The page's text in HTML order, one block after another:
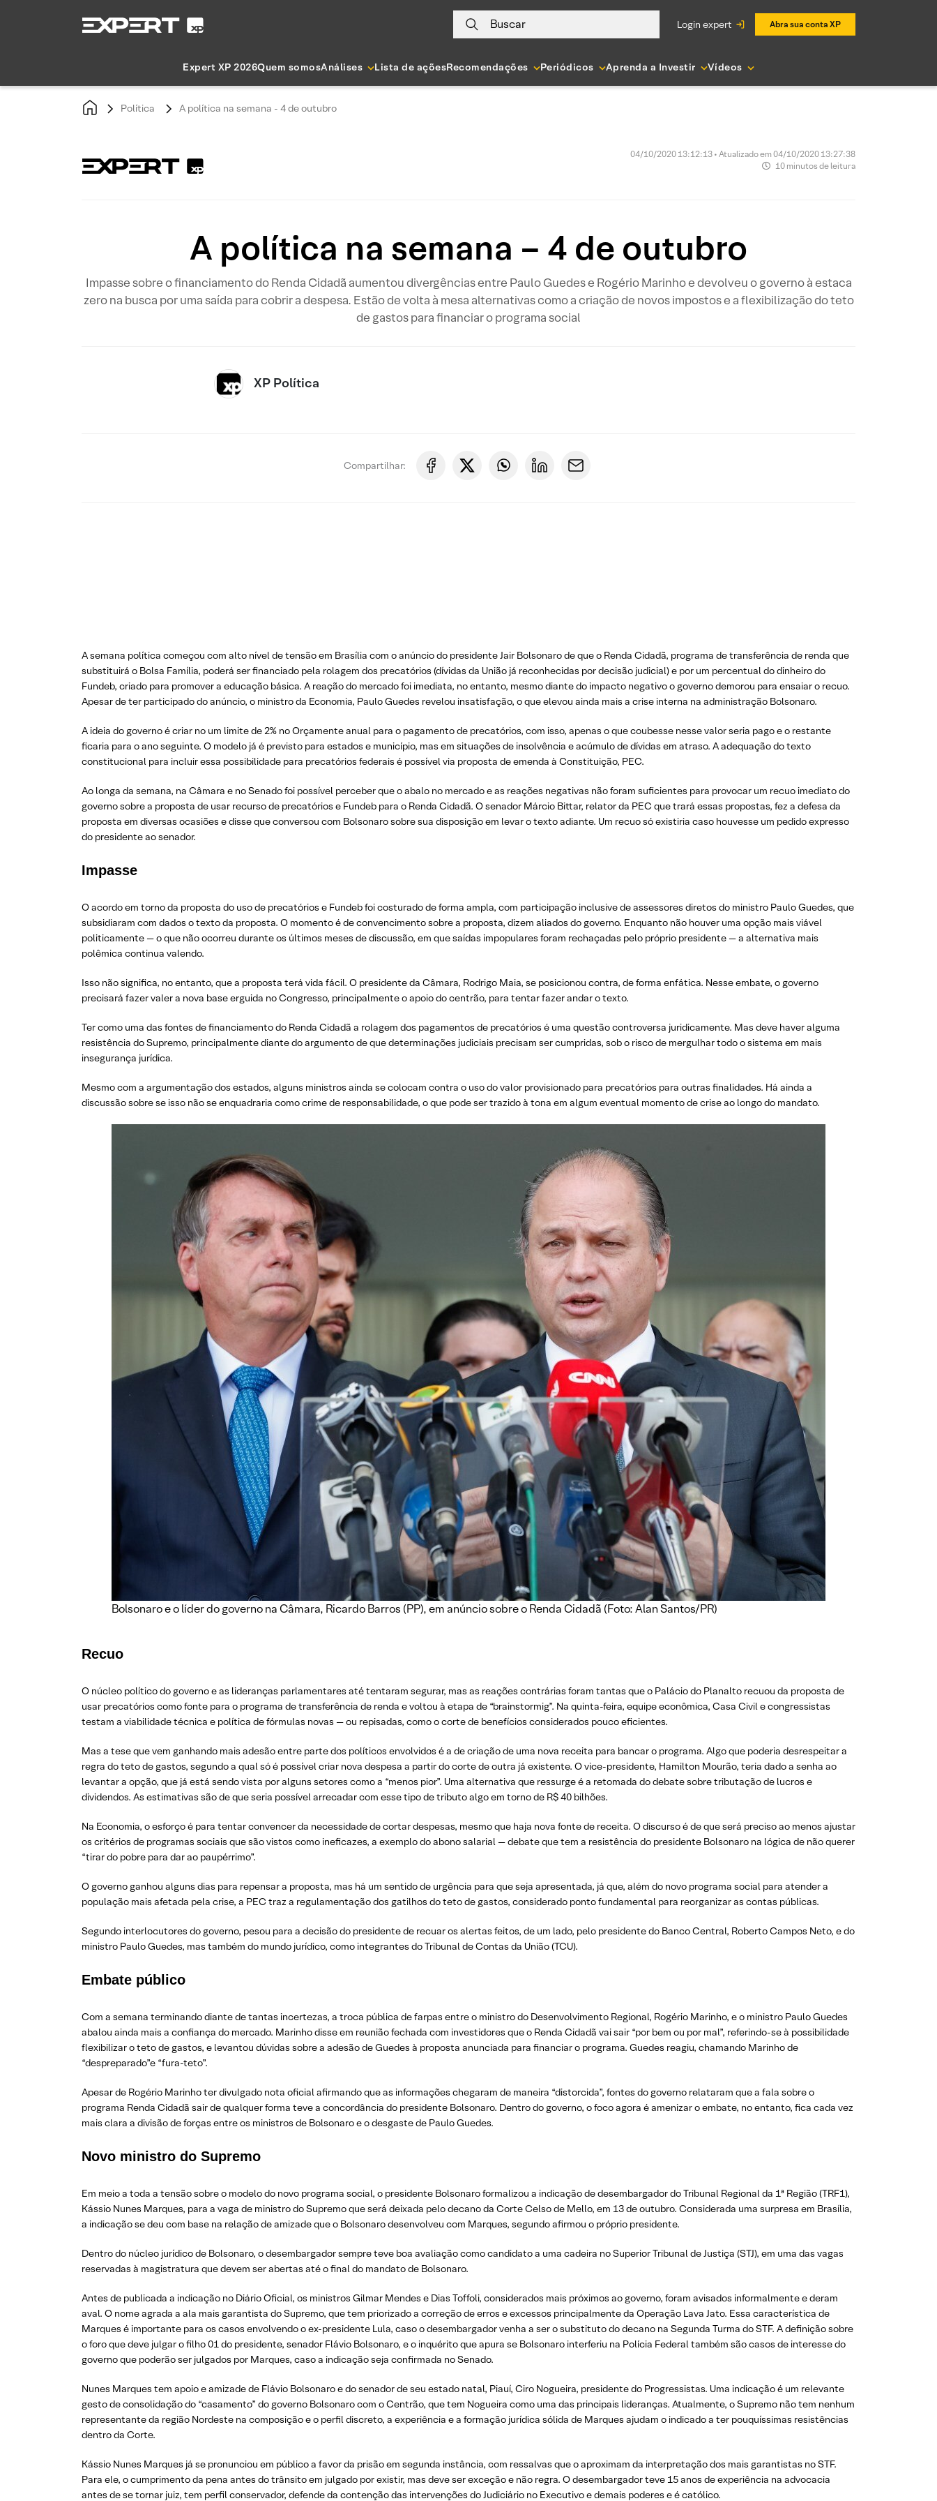
Buscar login expert Abra sua conta XP
Expert XP 2026Quem somosAnálises Lista de açõesRecomendações Periódicos Aprenda a Investir Vídeos
Política A política na semana - 4 de outubro
04/10/2020 13:12:13 • Atualizado em 04/10/2020 13:27:38
10 minutos de leitura
A política na semana – 4 de outubro
Impasse sobre o financiamento do Renda Cidadã aumentou divergências entre Paulo Guedes e Rogério Marinho e devolveu o governo à estaca
zero na busca por uma saída para cobrir a despesa. Estão de volta à mesa alternativas como a criação de novos impostos e a flexibilização do teto
de gastos para financiar o programa social
XP Política
Compartilhar:
A semana política começou com alto nível de tensão em Brasília com o anúncio do presidente Jair Bolsonaro de que o Renda Cidadã, programa de transferência de renda que
substituirá o Bolsa Família, poderá ser financiado pela rolagem dos precatórios (dívidas da União já reconhecidas por decisão judicial) e por um percentual do dinheiro do
Fundeb, criado para promover a educação básica. A reação do mercado foi imediata, no entanto, mesmo diante do impacto negativo o governo demorou para ensaiar o recuo.
Apesar de ter participado do anúncio, o ministro da Economia, Paulo Guedes revelou insatisfação, o que elevou ainda mais a crise interna na administração Bolsonaro.
A ideia do governo é criar no um limite de 2% no Orçamente anual para o pagamento de precatórios, com isso, apenas o que coubesse nesse valor seria pago e o restante
ficaria para o ano seguinte. O modelo já é previsto para estados e município, mas em situações de insolvência e acúmulo de dívidas em atraso. A adequação do texto
constitucional para incluir essa possibilidade para precatórios federais é possível via proposta de emenda à Constituição, PEC.
Ao longa da semana, na Câmara e no Senado foi possível perceber que o abalo no mercado e as reações negativas não foram suficientes para provocar um recuo imediato do
governo sobre a proposta de usar recurso de precatórios e Fundeb para o Renda Cidadã. O senador Márcio Bittar, relator da PEC que trará essas propostas, fez a defesa da
proposta em diversas ocasiões e disse que conversou com Bolsonaro sobre sua disposição em levar o texto adiante. Um recuo só existiria caso houvesse um pedido expresso
do presidente ao senador.
Impasse
O acordo em torno da proposta do uso de precatórios e Fundeb foi costurado de forma ampla, com participação inclusive de assessores diretos do ministro Paulo Guedes, que
subsidiaram com dados o texto da proposta. O momento é de convencimento sobre a proposta, dizem aliados do governo. Enquanto não houver uma opção mais viável
politicamente — o que não ocorreu durante os últimos meses de discussão, em que saídas impopulares foram rechaçadas pelo próprio presidente — a alternativa mais
polêmica continua valendo.
Isso não significa, no entanto, que a proposta terá vida fácil. O presidente da Câmara, Rodrigo Maia, se posicionou contra, de forma enfática. Nesse embate, o governo
precisará fazer valer a nova base erguida no Congresso, principalmente o apoio do centrão, para tentar fazer andar o texto.
Ter como uma das fontes de financiamento do Renda Cidadã a rolagem dos pagamentos de precatórios é uma questão controversa juridicamente. Mas deve haver alguma
resistência do Supremo, principalmente diante do argumento de que determinações judiciais precisam ser cumpridas, sob o risco de mergulhar todo o sistema em mais
insegurança jurídica.
Mesmo com a argumentação dos estados, alguns ministros ainda se colocam contra o uso do valor provisionado para precatórios para outras finalidades. Há ainda a
discussão sobre se isso não se enquadraria como crime de responsabilidade, o que pode ser trazido à tona em algum eventual momento de crise ao longo do mandato.
Bolsonaro e o líder do governo na Câmara, Ricardo Barros (PP), em anúncio sobre o Renda Cidadã (Foto: Alan Santos/PR)
Recuo
O núcleo político do governo e as lideranças parlamentares até tentaram segurar, mas as reações contrárias foram tantas que o Palácio do Planalto recuou da proposta de
usar precatórios como fonte para o programa de transferência de renda e voltou à etapa de “brainstormig”. Na quinta-feira, equipe econômica, Casa Civil e congressistas
testam a viabilidade técnica e política de fórmulas novas — ou repisadas, como o corte de benefícios considerados pouco eficientes.
Mas a tese que vem ganhando mais adesão entre parte dos políticos envolvidos é a de criação de uma nova receita para bancar o programa. Algo que poderia desrespeitar a
regra do teto de gastos, segundo a qual só é possível criar nova despesa a partir do corte de outra já existente. O vice-presidente, Hamilton Mourão, teria dado a senha ao
levantar a opção, que já está sendo vista por alguns setores como a “menos pior”. Uma alternativa que ressurge é a retomada do debate sobre tributação de lucros e
dividendos. As estimativas são de que seria possível arrecadar com esse tipo de tributo algo em torno de R$ 40 bilhões.
Na Economia, o esforço é para tentar convencer da necessidade de cortar despesas, mesmo que haja nova fonte de receita. O discurso é de que será preciso ao menos ajustar
os critérios de programas sociais que são vistos como ineficazes, a exemplo do abono salarial — debate que tem a resistência do presidente Bolsonaro na lógica de não querer
“tirar do pobre para dar ao paupérrimo”.
O governo ganhou alguns dias para repensar a proposta, mas há um sentido de urgência para que seja apresentada, já que, além do novo programa social para atender a
população mais afetada pela crise, a PEC traz a regulamentação dos gatilhos do teto de gastos, considerado ponto fundamental para reorganizar as contas públicas.
Segundo interlocutores do governo, pesou para a decisão do presidente de recuar os alertas feitos, de um lado, pelo presidente do Banco Central, Roberto Campos Neto, e do
ministro Paulo Guedes, mas também do mundo jurídico, como integrantes do Tribunal de Contas da União (TCU).
Embate público
Com a semana terminando diante de tantas incertezas, a troca pública de farpas entre o ministro do Desenvolvimento Regional, Rogério Marinho, e o ministro Paulo Guedes
abalou ainda mais a confiança do mercado. Marinho disse em reunião fechada com investidores que o Renda Cidadã vai sair “por bem ou por mal”, referindo-se à possibilidade
flexibilizar o teto de gastos, e levantou dúvidas sobre a adesão de Guedes à proposta anunciada para financiar o programa. Guedes reagiu, chamando Marinho de
“despreparado”e “fura-teto”.
Apesar de Rogério Marinho ter divulgado nota oficial afirmando que as informações chegaram de maneira “distorcida”, fontes do governo relataram que a fala sobre o
programa Renda Cidadã sair de qualquer forma teve a concordância do presidente Bolsonaro. Dentro do governo, o foco agora é amenizar o embate, no entanto, fica cada vez
mais clara a divisão de forças entre os ministros de Bolsonaro e o desgaste de Paulo Guedes.
Novo ministro do Supremo
Em meio a toda a tensão sobre o modelo do novo programa social, o presidente Bolsonaro formalizou a indicação de desembargador do Tribunal Regional da 1ª Região (TRF1),
Kássio Nunes Marques, para a vaga de ministro do Supremo que será deixada pelo decano da Corte Celso de Mello, em 13 de outubro. Considerada uma surpresa em Brasília,
a indicação se deu com base na relação de amizade que o Bolsonaro desenvolveu com Marques, segundo afirmou o próprio presidente.
Dentro do núcleo jurídico de Bolsonaro, o desembargador sempre teve boa avaliação como candidato a uma cadeira no Superior Tribunal de Justiça (STJ), em uma das vagas
reservadas à magistratura que devem ser abertas até o final do mandato de Bolsonaro.
Antes de publicada a indicação no Diário Oficial, os ministros Gilmar Mendes e Dias Toffoli, considerados mais próximos ao governo, foram avisados informalmente e deram
aval. O nome agrada a ala mais garantista do Supremo, que tem priorizado a correção de erros e excessos principalmente da Operação Lava Jato. Essa característica de
Marques é importante para os casos envolvendo o ex-presidente Lula, caso o desembargador venha a ser o substituto do decano na Segunda Turma do STF. A definição sobre
o foro que deve julgar o filho 01 do presidente, senador Flávio Bolsonaro, e o inquérito que apura se Bolsonaro interferiu na Polícia Federal também são casos de interesse do
governo que poderão ser julgados por Marques, caso a indicação seja confirmada no Senado.
Nunes Marques tem apoio e amizade de Flávio Bolsonaro e do senador de seu estado natal, Piauí, Ciro Nogueira, presidente do Progressistas. Uma indicação é um relevante
gesto de consolidação do “casamento” do governo Bolsonaro com o Centrão, que tem Nogueira como uma das principais lideranças. Atualmente, o Supremo não tem nenhum
representante da região Nordeste na composição e o perfil discreto, a experiência e a formação jurídica sólida de Marques ajudam o indicado a ter pouquíssimas resistências
dentro da Corte.
Kássio Nunes Marques já se pronunciou em público a favor da prisão em segunda instância, com ressalvas que o aproximam da interpretação dos mais garantistas no STF.
Para ele, o cumprimento da pena antes do trânsito em julgado por existir, mas deve ser exceção e não regra. O desembargador teve 15 anos de experiência na advocacia
antes de se tornar juiz, tem perfil conservador, defende da contenção das intervenções do Judiciário no Executivo e demais poderes e é católico.